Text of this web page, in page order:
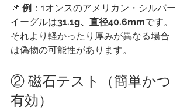
📌 例 ：1オンスのアメリカン・シルバー
イーグルは31.1g、直径40.6mmです。
それより軽かったり厚みが異なる場合
は偽物の可能性があります。
② 磁石テスト（簡単かつ
有効）